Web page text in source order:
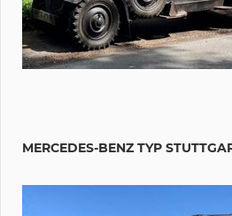
MERCEDES-BENZ TYP